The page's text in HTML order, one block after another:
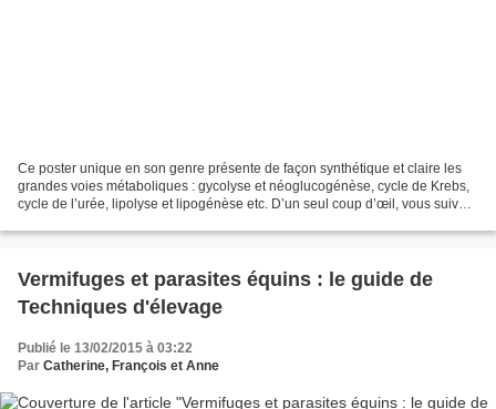
Ce poster unique en son genre présente de façon synthétique et claire les
grandes voies métaboliques : gycolyse et néoglucogénèse, cycle de Krebs,
cycle de l’urée, lipolyse et lipogénèse etc. D’un seul coup d’œil, vous suivez
Vermifuges et parasites équins : le guide de
Techniques d'élevage
Publié le 13/02/2015 à 03:22
Par Catherine, François et Anne